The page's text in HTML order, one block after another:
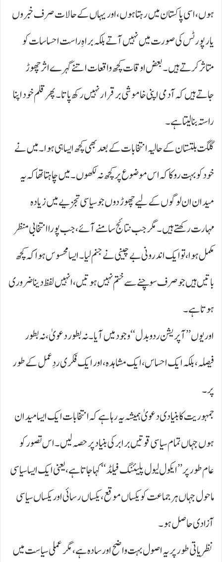
ہوں، اسی پاکستان میں رہتا ہوں، اور یہاں کے حالات صرف خبروں
یا رپورٹس کی صورت میں نہیں آتے بلکہ براہِ راست احساسات کو
متاثر کرتے ہیں۔ بعض اوقات کچھ واقعات اتنے گہرے اثر چھوڑ
جاتے ہیں کہ آدمی اپنی خاموشی برقرار نہیں رکھ پاتا۔ پھر قلم خود اپنا
راستہ بنا لیتا ہے۔
گلگت بلتستان کے حالیہ انتخابات کے بعد بھی کچھ ایسا ہی ہوا ۔ میں نے
خود کو بہت روکا کہ اس موضوع پر کچھ نہ لکھوں۔ میں چاہتا تھا کہ یہ
میدان ان لوگوں کے لیے چھوڑ دوں جو سیاسی تجزیے میں زیادہ
مہارت رکھتے ہیں۔ مگر جب نتائج سامنے آئے، جب پورا انتخابی منظر
مکمل ہوا، تو ایک اندرونی بے چینی نے جنم لیا۔ ایسا محسوس ہوا کہ کچھ
باتیں ہیں جو صرف سوچنے سے ختم نہیں ہوتیں، انہیں لفظ دینا ضروری
ہوتا ہے۔
اور یوں ’’ آپریشن ردوبدل‘‘ وجود میں آیا ۔ نہ بطور دعویٰ، نہ بطور
فیصلہ، بلکہ ایک احساس، ایک مشاہدہ، اور ایک فکری ردِعمل کے طور
پر۔
جمہوریت کا بنیادی دعویٰ ہمیشہ یہ رہا ہے کہ انتخابات ایک ایسا میدان
ہوں جہاں تمام سیاسی قوتیں برابر کی بنیاد پر حصہ لیں ۔ اس تصور کو
عام طور پر’’ ایکول لیول پلیئنگ فیلڈ‘‘ کہا جاتا ہے، یعنی ایک ایسا سیاسی
ماحول جہاں ہر جماعت کو یکساں موقع، یکساں رسائی اور یکساں سیاسی
آزادی حاصل ہو۔
نظریاتی طور پر یہ اصول بہت واضح اور سادہ ہے، مگر عملی سیاست میں